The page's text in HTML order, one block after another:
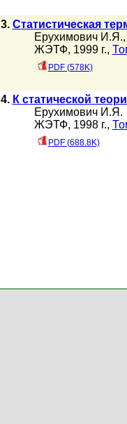
3. Статистическая
Ерухимович И.Я.,
ЖЭТФ, 1999 г.,
PDF (578K)
4. К статической
Ерухимович И.Я.
ЖЭТФ, 1998 г.,
PDF (688.8K)